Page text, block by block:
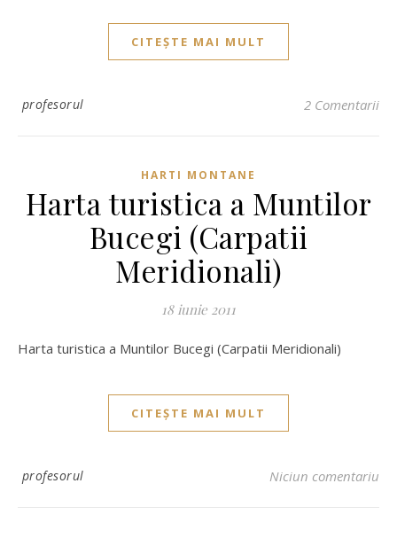
CITEȘTE MAI MULT
profesorul 2 Comentarii
HARTI MONTANE
Harta turistica a Muntilor
Bucegi (Carpatii
Meridionali)
18 iunie 2011
Harta turistica a Muntilor Bucegi (Carpatii Meridionali)
CITEȘTE MAI MULT
profesorul Niciun comentariu